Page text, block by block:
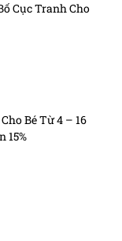
Cục Tranh Cho
Bé Từ 4 – 16
15%